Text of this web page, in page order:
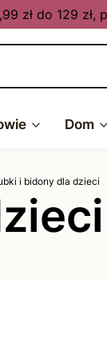
zł do 129 zł,
Dom
i bidony dla dzieci